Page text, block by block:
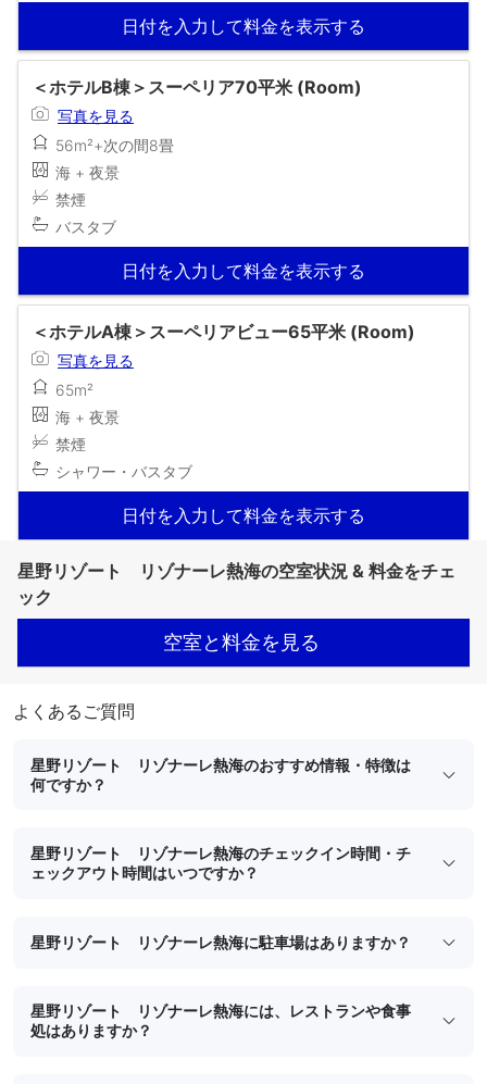
日付を入力して料金を表示する
＜ホテルB棟＞スーペリア70平米 (Room)
写真を見る
56m²+次の間8畳
海 + 夜景
禁煙
バスタブ
日付を入力して料金を表示する
＜ホテルA棟＞スーペリアビュー65平米 (Room)
写真を見る
65m²
海 + 夜景
禁煙
シャワー・バスタブ
日付を入力して料金を表示する
星野リゾート リゾナーレ熱海の空室状況 & 料金をチェ
ック
空室と料金を見る
よくあるご質問
星野リゾート リゾナーレ熱海のおすすめ情報・特徴は
何ですか？
星野リゾート リゾナーレ熱海のチェックイン時間・チ
ェックアウト時間はいつですか？
星野リゾート リゾナーレ熱海に駐車場はありますか？
星野リゾート リゾナーレ熱海には、レストランや食事
処はありますか？